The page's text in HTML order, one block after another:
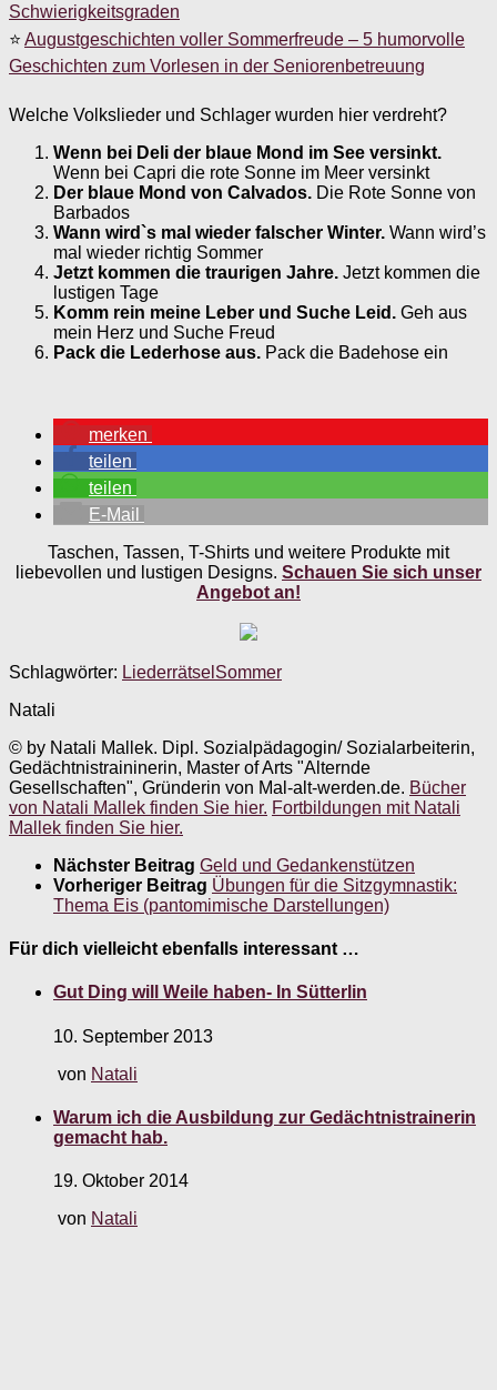
Schwierigkeitsgraden
⭐ Augustgeschichten voller Sommerfreude – 5 humorvolle
Geschichten zum Vorlesen in der Seniorenbetreuung
Welche Volkslieder und Schlager wurden hier verdreht?
Wenn bei Deli der blaue Mond im See versinkt.
Wenn bei Capri die rote Sonne im Meer versinkt
Der blaue Mond von Calvados. Die Rote Sonne von
Barbados
Wann wird`s mal wieder falscher Winter. Wann wird’s
mal wieder richtig Sommer
Jetzt kommen die traurigen Jahre. Jetzt kommen die
lustigen Tage
Komm rein meine Leber und Suche Leid. Geh aus
mein Herz und Suche Freud
Pack die Lederhose aus. Pack die Badehose ein
merken
teilen
teilen
E-Mail
Taschen, Tassen, T-Shirts und weitere Produkte mit
liebevollen und lustigen Designs. Schauen Sie sich unser
Angebot an!
Schlagwörter: Liederrätsel Sommer
Natali
© by Natali Mallek. Dipl. Sozialpädagogin/ Sozialarbeiterin,
Gedächtnistraininerin, Master of Arts "Alternde
Gesellschaften", Gründerin von Mal-alt-werden.de. Bücher
von Natali Mallek finden Sie hier. Fortbildungen mit Natali
Mallek finden Sie hier.
Nächster Beitrag Geld und Gedankenstützen
Vorheriger Beitrag Übungen für die Sitzgymnastik:
Thema Eis (pantomimische Darstellungen)
Für dich vielleicht ebenfalls interessant …
Gut Ding will Weile haben- In Sütterlin
10. September 2013
von Natali
Warum ich die Ausbildung zur Gedächtnistrainerin
gemacht hab.
19. Oktober 2014
von Natali